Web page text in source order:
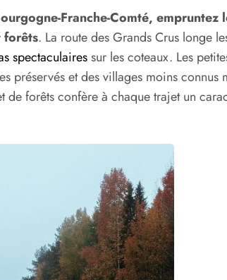
Franche-Comté, empruntez
forêts. La route des Grands Crus longe
spectaculairessur les coteaux. Les
préservés et des villages moins connus
forêts confère à chaque trajet un